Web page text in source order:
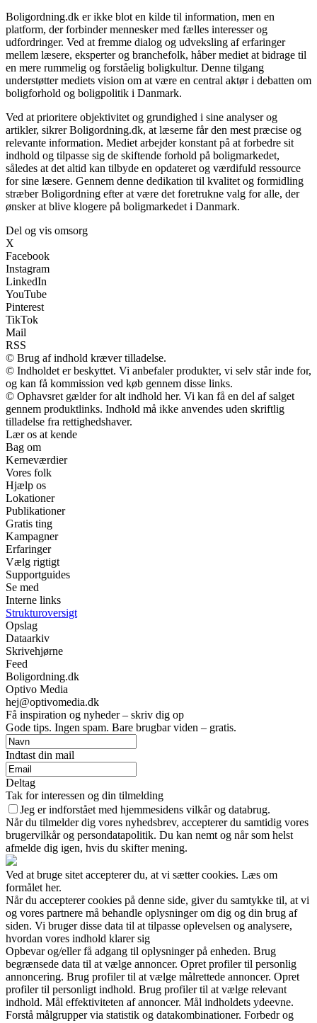
Boligordning.dk er ikke blot en kilde til information, men en
platform, der forbinder mennesker med fælles interesser og
udfordringer. Ved at fremme dialog og udveksling af erfaringer
mellem læsere, eksperter og branchefolk, håber mediet at bidrage til
en mere rummelig og forståelig boligkultur. Denne tilgang
understøtter mediets vision om at være en central aktør i debatten om
boligforhold og boligpolitik i Danmark.
Ved at prioritere objektivitet og grundighed i sine analyser og
artikler, sikrer Boligordning.dk, at læserne får den mest præcise og
relevante information. Mediet arbejder konstant på at forbedre sit
indhold og tilpasse sig de skiftende forhold på boligmarkedet,
således at det altid kan tilbyde en opdateret og værdifuld ressource
for sine læsere. Gennem denne dedikation til kvalitet og formidling
stræber Boligordning efter at være det foretrukne valg for alle, der
ønsker at blive klogere på boligmarkedet i Danmark.
Del og vis omsorg
X
Facebook
Instagram
LinkedIn
YouTube
Pinterest
TikTok
Mail
RSS
© Brug af indhold kræver tilladelse.
© Indholdet er beskyttet. Vi anbefaler produkter, vi selv står inde for,
og kan få kommission ved køb gennem disse links.
© Ophavsret gælder for alt indhold her. Vi kan få en del af salget
gennem produktlinks. Indhold må ikke anvendes uden skriftlig
tilladelse fra rettighedshaver.
Lær os at kende
Bag om
Kerneværdier
Vores folk
Hjælp os
Lokationer
Publikationer
Gratis ting
Kampagner
Erfaringer
Vælg rigtigt
Supportguides
Se med
Interne links
Strukturoversigt
Opslag
Dataarkiv
Skrivehjørne
Feed
Boligordning.dk
Optivo Media
hej@optivomedia.dk
Få inspiration og nyheder – skriv dig op
Gode tips. Ingen spam. Bare brugbar viden – gratis.
Indtast din mail
Deltag
Tak for interessen og din tilmelding
Jeg er indforstået med hjemmesidens vilkår og databrug.
Når du tilmelder dig vores nyhedsbrev, accepterer du samtidig vores
brugervilkår og persondatapolitik. Du kan nemt og når som helst
afmelde dig igen, hvis du skifter mening.
Ved at bruge sitet accepterer du, at vi sætter cookies. Læs om
formålet her.
Når du accepterer cookies på denne side, giver du samtykke til, at vi
og vores partnere må behandle oplysninger om dig og din brug af
siden. Vi bruger disse data til at tilpasse oplevelsen og analysere,
hvordan vores indhold klarer sig
Opbevar og/eller få adgang til oplysninger på enheden. Brug
begrænsede data til at vælge annoncer. Opret profiler til personlig
annoncering. Brug profiler til at vælge målrettede annoncer. Opret
profiler til personligt indhold. Brug profiler til at vælge relevant
indhold. Mål effektiviteten af annoncer. Mål indholdets ydeevne.
Forstå målgrupper via statistik og datakombinationer. Forbedr og